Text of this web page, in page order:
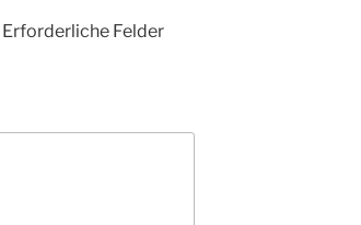
Erforderliche Felder